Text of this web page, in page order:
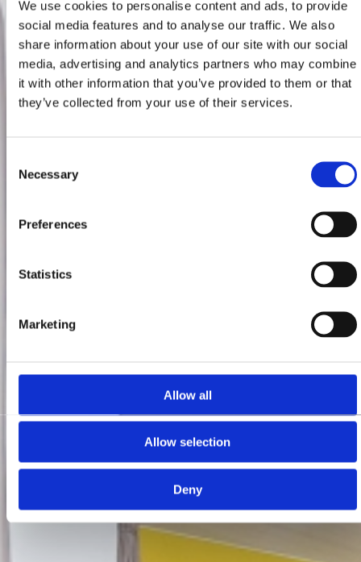
We use cookies to personalise content and ads, to provide
social media features and to analyse our traffic. We also
share information about your use of our site with our social
media, advertising and analytics partners who may combine
it with other information that you’ve provided to them or that
they’ve collected from your use of their services.
Selection
Necessary
Preferences
Statistics
Marketing
Allow all
Allow selection
Deny